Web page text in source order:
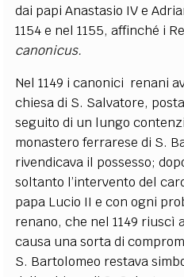
dai papi Anastasio IV e
1154 e nel 1155, affinché i
canonicus.
Nel 1149 i canonici renani
chiesa di S. Salvatore,
seguito di un lungo
monastero ferrarese di S.
rivendicava il possesso;
soltanto l’intervento del
papa Lucio II e con ogni
renano, che nel 1149 riuscì
causa una sorta di
S. Bartolomeo restava